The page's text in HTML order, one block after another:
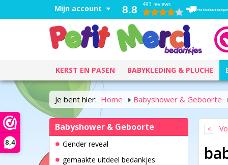
8,4
Mijn account 8.8 483 reviews
KERST EN PASEN BABYKLEDING & PLUCHE
Je bent hier: Home Babyshower & Geboorte
Babyshower & Geboorte
Gender reveal
gemaakte uitdeel bedankjes